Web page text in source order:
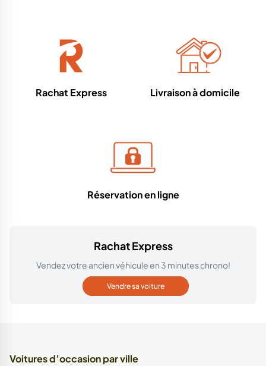
Rachat Express Livraison à domicile
Réservation en ligne
Rachat Express
Vendez votre ancien véhicule en 3 minutes chrono!
Vendre sa voiture
Voitures d’occasion par ville